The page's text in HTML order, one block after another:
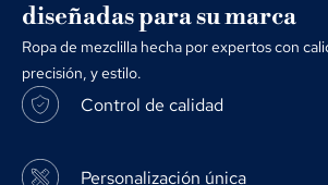
diseñadas para su marca
Ropa de mezclilla hecha por expertos con
precisión, y estilo.
Control de calidad
Personalización única